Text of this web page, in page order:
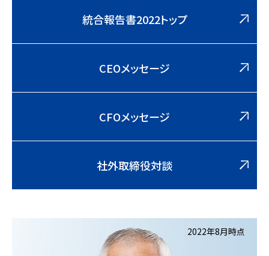
統合報告書2022トップ
CEOメッセージ
CFOメッセージ
社外取締役対談
2022年8月時点